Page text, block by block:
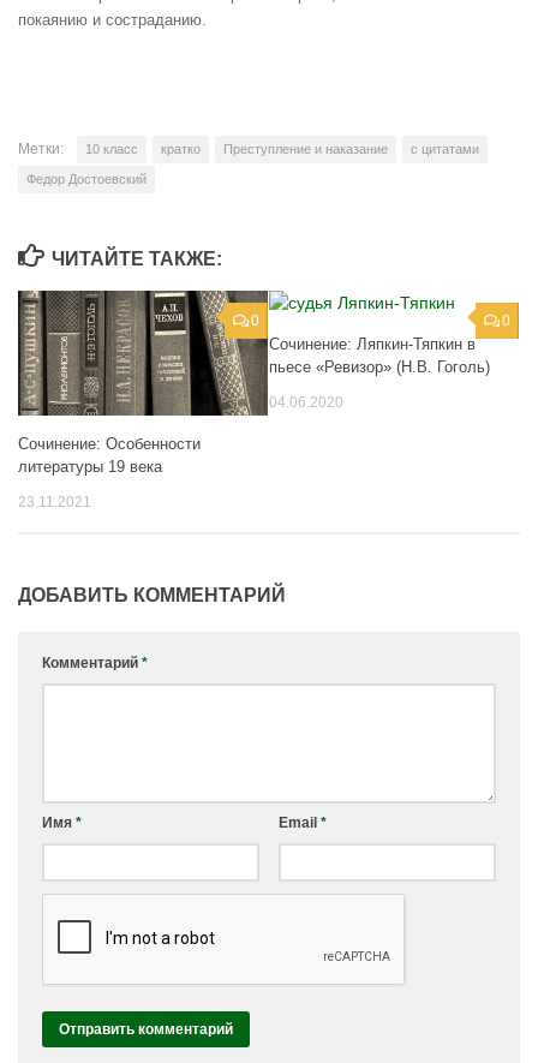
покаянию и состраданию.
Метки: 10 класс кратко Преступление и наказание с цитатами
Федор Достоевский
ЧИТАЙТЕ ТАКЖЕ:
0
Сочинение: Особенности
литературы 19 века
23.11.2021
0
Сочинение: Ляпкин-Тяпкин в
пьесе «Ревизор» (Н.В. Гоголь)
04.06.2020
ДОБАВИТЬ КОММЕНТАРИЙ
Комментарий *
Имя * Email *